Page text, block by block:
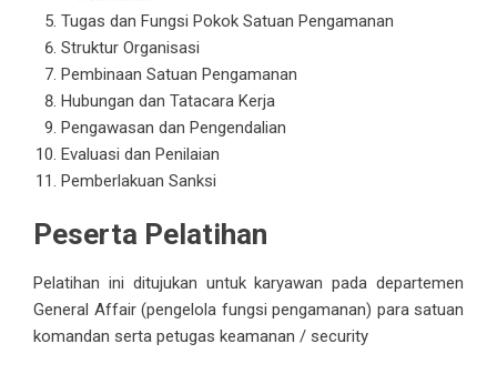
Tugas dan Fungsi Pokok Satuan Pengamanan
Struktur Organisasi
Pembinaan Satuan Pengamanan
Hubungan dan Tatacara Kerja
Pengawasan dan Pengendalian
Evaluasi dan Penilaian
Pemberlakuan Sanksi
Peserta Pelatihan
Pelatihan ini ditujukan untuk karyawan pada departemen
General Affair (pengelola fungsi pengamanan) para satuan
komandan serta petugas keamanan / security